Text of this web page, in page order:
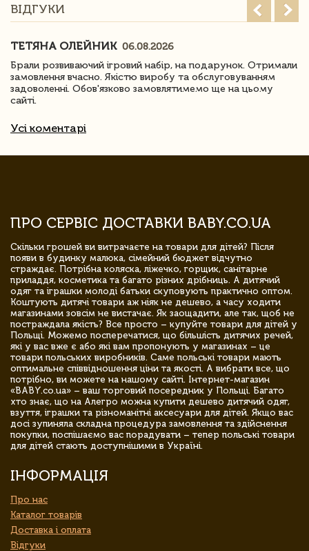
ВІДГУКИ
ТЕТЯНА ОЛЕЙНИК 06.08.2026
Брали розвиваючий ігровий набір, на подарунок. Отримали
замовлення вчасно. Якістю виробу та обслуговуванням
задоволенні. Обов'язково замовлятимемо ще на цьому
сайті.
Усі коментарі
ПРО СЕРВІС ДОСТАВКИ BABY.CO.UA
Скільки грошей ви витрачаєте на товари для дітей? Після
появи в будинку малюка, сімейний бюджет відчутно
страждає. Потрібна коляска, ліжечко, горщик, санітарне
приладдя, косметика та багато різних дрібниць. А дитячий
одяг та іграшки молоді батьки скуповують практично оптом.
Коштують дитячі товари аж ніяк не дешево, а часу ходити
магазинами зовсім не вистачає. Як заощадити, але так, щоб не
постраждала якість? Все просто – купуйте товари для дітей у
Польщі. Можемо посперечатися, що більшість дитячих речей,
які у вас вже є або які вам пропонують у магазинах – це
товари польських виробників. Саме польські товари мають
оптимальне співвідношення ціни та якості. А вибрати все, що
потрібно, ви можете на нашому сайті. Інтернет-магазин
«BABY.co.ua» – ваш торговий посередник у Польщі. Багато
хто знає, що на Алегро можна купити дешево дитячий одяг,
взуття, іграшки та різноманітні аксесуари для дітей. Якщо вас
досі зупиняла складна процедура замовлення та здійснення
покупки, поспішаємо вас порадувати – тепер польські товари
для дітей стають доступнішими в Україні.
ІНФОРМАЦІЯ
Про нас
Каталог товарів
Доставка і оплата
Відгуки